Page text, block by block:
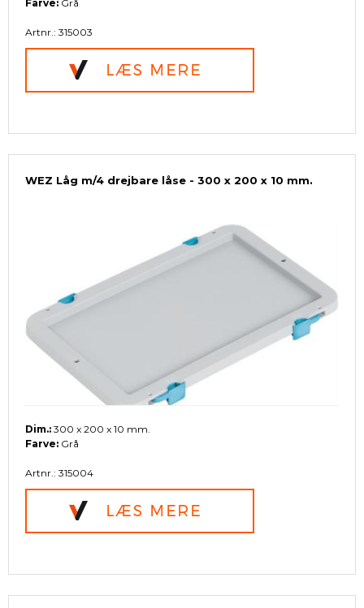
Farve: Grå
Artnr.: 315003
WEZ Låg m/4 drejbare låse - 300 x 200 x 10 mm.
Dim.: 300 x 200 x 10 mm.
Farve: Grå
Artnr.: 315004